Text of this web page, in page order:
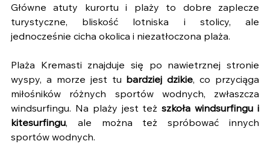
Główne atuty kurortu i plaży to dobre zaplecze
turystyczne, bliskość lotniska i stolicy, ale
jednocześnie cicha okolica i niezatłoczona plaża.
Plaża Kremasti znajduje się po nawietrznej stronie
wyspy, a morze jest tu
bardziej dzikie, co przyciąga
miłośników różnych sportów wodnych, zwłaszcza
windsurfingu. Na plaży jest też szkoła windsurfingu i
kitesurfingu, ale można też spróbować innych
sportów wodnych.